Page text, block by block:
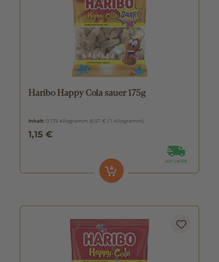
Haribo Happy Cola sauer 175g
Inhalt: 0.175 Kilogramm (6,57 € / 1 Kilogramm)
1,15 €